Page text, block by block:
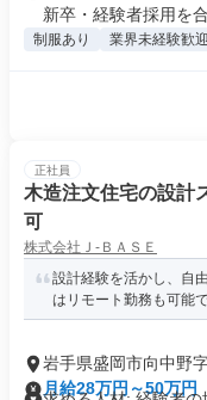
新卒・経験者採用を
制服あり 業界未経験歓迎
正社員
木造注文住宅の設計
可
株式会社Ｊ‐ＢＡＳＥ
設計経験を活かし、自
はリモート勤務も可能で
岩手県盛岡市向中野
月給28万円～50万円